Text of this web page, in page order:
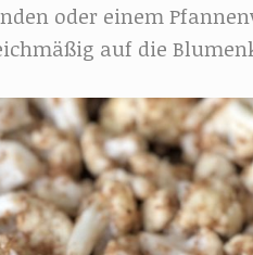
oder einem
auf die